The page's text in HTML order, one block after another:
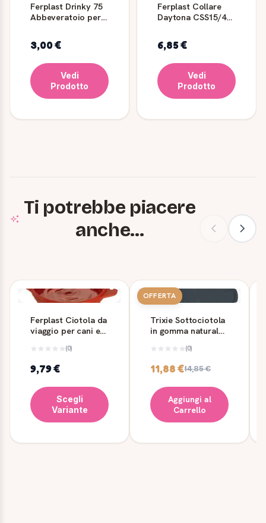
Ferplast Drinky 75
Abbeveratoio per
3,00 €
Vedi
Prodotto
Ferplast Collare
Daytona CSS15/40
6,85 €
Vedi
Prodotto
Ti potrebbe piacere
anche...
Ferplast Ciotola da
viaggio per cani e
(0)
9,79 €
Scegli
Variante
OFFERTA
Trixie Sottociotola
in gomma naturale
(0)
11,88 €14,85 €
Aggiungi al
Carrello